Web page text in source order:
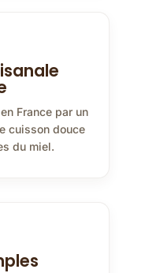
France par un
cuisson douce
du miel.